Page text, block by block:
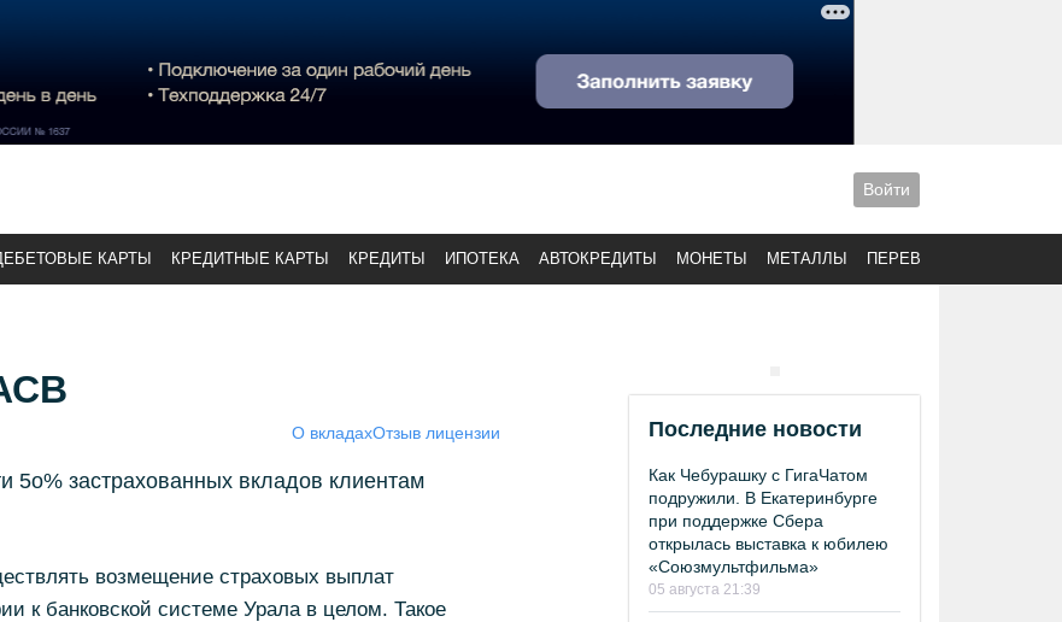
Войти
КАРТЫ КРЕДИТНЫЕ КАРТЫ КРЕДИТЫ ИПОТЕКА АВТОКРЕДИТЫ МОНЕТЫ МЕТАЛЛЫ ПЕРЕВОДЫ
О вкладахОтзыв лицензии
5о% застрахованных вкладов клиентам
возмещение страховых выплат
к банковской системе Урала в целом. Такое
Последние новости
Как Чебурашку с ГигаЧатом
подружили. В Екатеринбурге
при поддержке Сбера
открылась выставка к юбилею
«Союзмультфильма»
05 августа 21:39